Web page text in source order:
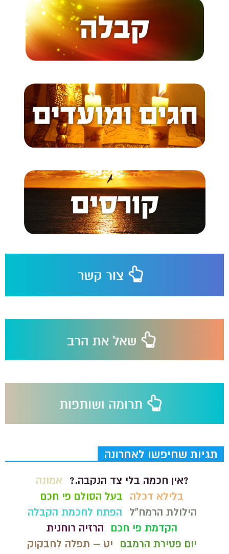
תגיות שחיפשו לאחרונה
?אין חכמה בלי צד הנקבה.?
אמונה
בלילא דכלה
בעל הסולם פי חכם
הילולת הרמח"ל
הפתח לחכמת הקבלה
הקדמת פי חכם
הרזיה רוחנית
יום פטירת הרמבם
יט – תפלה לחבקוק